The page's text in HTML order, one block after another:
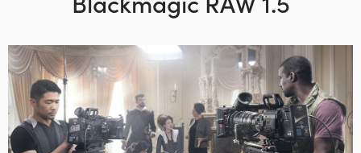
Archives de presse
Images de presse
Australia
Brazil
Canada
China